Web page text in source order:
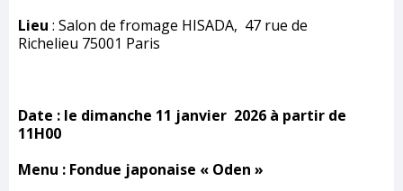
Lieu : Salon de fromage HISADA, 47 rue de
Richelieu 75001 Paris
Date : le dimanche 11 janvier 2026 à partir de
11H00
Menu : Fondue japonaise « Oden »